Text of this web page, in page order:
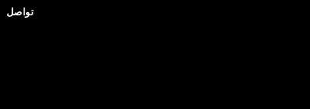
تواصل